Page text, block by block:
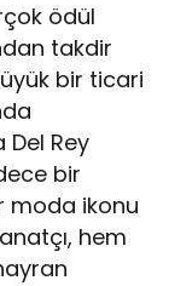
ödül
takdir
bir ticari
Del Rey
bir
moda ikonu
hem